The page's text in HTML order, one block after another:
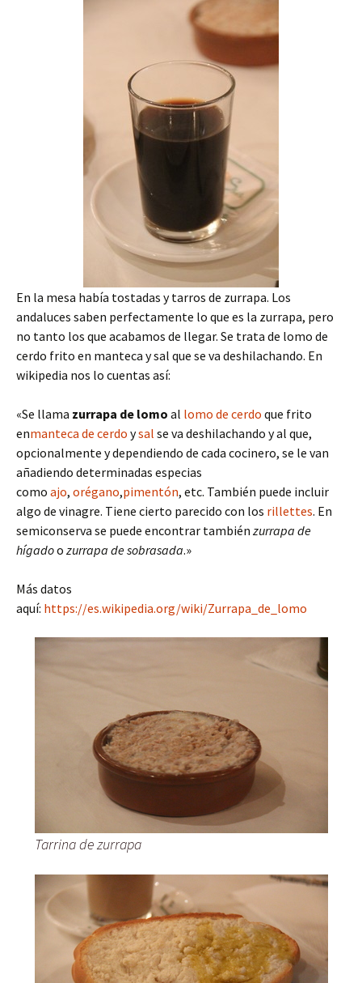
En la mesa había tostadas y tarros de zurrapa. Los
andaluces saben perfectamente lo que es la zurrapa, pero
no tanto los que acabamos de llegar. Se trata de lomo de
cerdo frito en manteca y sal que se va deshilachando. En
wikipedia nos lo cuentas así:
«Se llama zurrapa de lomo al lomo de cerdo que frito
enmanteca de cerdo ysal se va deshilachando y al que,
opcionalmente y dependiendo de cada cocinero, se le van
añadiendo determinadas especias
como ajo, orégano,pimentón, etc. También puede incluir
algo de vinagre. Tiene cierto parecido con los rillettes. En
semiconserva se puede encontrar también zurrapa de
hígadoo zurrapa de sobrasada.»
Más datos
aquí: https://es.wikipedia.org/wiki/Zurrapa_de_lomo
Tarrina de zurrapa